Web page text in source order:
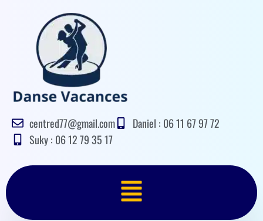
contenu
centred77@gmail.com
Daniel : 06 11 67 97 72
Suky : 06 12 79 35 17